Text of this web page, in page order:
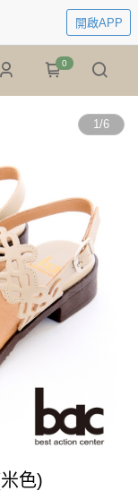
開啟APP
0
1/6
色)